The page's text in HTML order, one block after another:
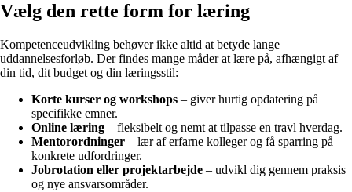
Vælg den rette form for læring
Kompetenceudvikling behøver ikke altid at betyde lange
uddannelsesforløb. Der findes mange måder at lære på, afhængigt af
din tid, dit budget og din læringsstil:
Korte kurser og workshops – giver hurtig opdatering på
specifikke emner.
Online læring – fleksibelt og nemt at tilpasse en travl hverdag.
Mentorordninger – lær af erfarne kolleger og få sparring på
konkrete udfordringer.
Jobrotation eller projektarbejde – udvikl dig gennem praksis
og nye ansvarsområder.